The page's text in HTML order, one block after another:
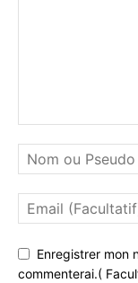
Enregistrer mon
commenterai.(